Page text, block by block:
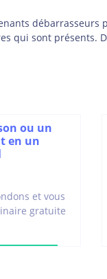
débarrasseurs
qui sont présents.
ou un
en un
et vous
gratuite